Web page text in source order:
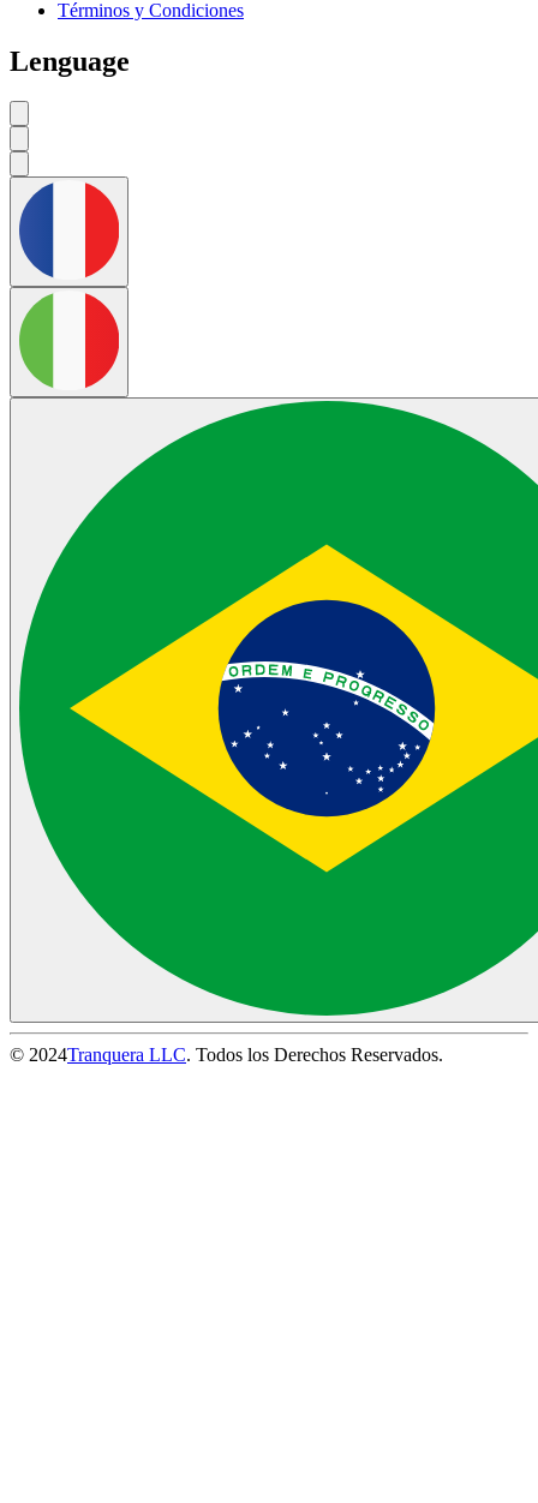
Términos y Condiciones
Lenguage
© 2024Tranquera LLC. Todos los Derechos Reservados.